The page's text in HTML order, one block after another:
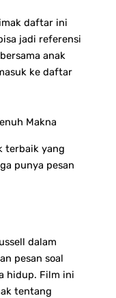
daftar ini
jadi referensi
anak
ke daftar
Makna
terbaik yang
punya pesan
dalam
pesan soal
hidup. Film ini
tentang